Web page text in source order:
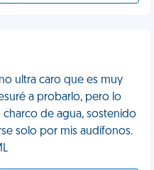
ultra caro que es muy
a probarlo, pero lo
de agua, sostenido
solo por mis audífonos.